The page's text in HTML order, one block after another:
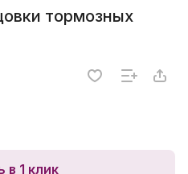
тормозных
в 1 клик